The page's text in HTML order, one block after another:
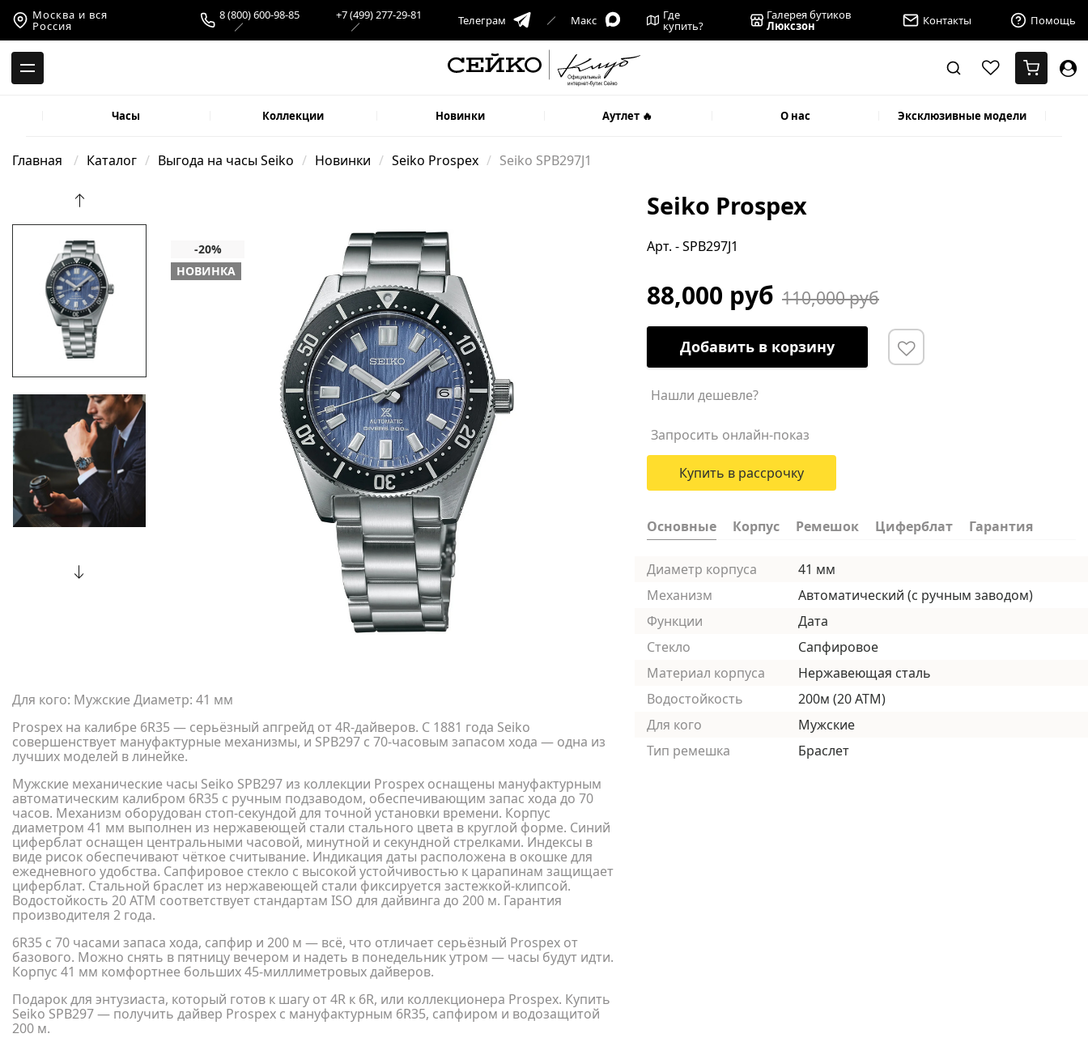
Москва и вся
Россия
8 (800) 600-98-85 +7 (499) 277-29-81 Телеграм Макс Где
купить?
Галерея бутиков
Люксзон Контакты Помощь
Часы Коллекции Новинки Аутлет 🔥 О нас Эксклюзивные модели
Главная Каталог Выгода на часы Seiko Новинки Seiko Prospex Seiko SPB297J1
НОВИНКА
Для кого: Мужские Диаметр: 41 мм
Prospex на калибре 6R35 — серьёзный апгрейд от 4R-дайверов. С 1881 года Seiko
совершенствует мануфактурные механизмы, и SPB297 с 70-часовым запасом хода — одна из
лучших моделей в линейке.
Мужские механические часы Seiko SPB297 из коллекции Prospex оснащены мануфактурным
автоматическим калибром 6R35 с ручным подзаводом, обеспечивающим запас хода до 70
часов. Механизм оборудован стоп-секундой для точной установки времени. Корпус
диаметром 41 мм выполнен из нержавеющей стали стального цвета в круглой форме. Синий
циферблат оснащен центральными часовой, минутной и секундной стрелками. Индексы в
виде рисок обеспечивают чёткое считывание. Индикация даты расположена в окошке для
ежедневного удобства. Сапфировое стекло с высокой устойчивостью к царапинам защищает
циферблат. Стальной браслет из нержавеющей стали фиксируется застежкой-клипсой.
Водостойкость 20 АТМ соответствует стандартам ISO для дайвинга до 200 м. Гарантия
производителя 2 года.
6R35 с 70 часами запаса хода, сапфир и 200 м — всё, что отличает серьёзный Prospex от
базового. Можно снять в пятницу вечером и надеть в понедельник утром — часы будут идти.
Корпус 41 мм комфортнее больших 45-миллиметровых дайверов.
Подарок для энтузиаста, который готов к шагу от 4R к 6R, или коллекционера Prospex. Купить
Seiko SPB297 — получить дайвер Prospex с мануфактурным 6R35, сапфиром и водозащитой
200 м.
Seiko Prospex
Арт. - SPB297J1
88,000 руб 110,000 руб
Добавить в корзину
Нашли дешевле?
Запросить онлайн-показ
Купить в рассрочку
Основные Корпус Ремешок Циферблат Гарантия
Диаметр корпуса
41 мм
Механизм
Автоматический (с ручным заводом)
Функции
Дата
Стекло
Сапфировое
Материал корпуса
Нержавеющая сталь
Водостойкость
200м (20 АТМ)
Для кого
Мужские
Тип ремешка
Браслет